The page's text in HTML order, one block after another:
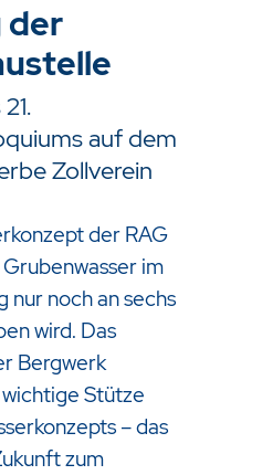
der
auf dem
Zollverein
der RAG
im
nur noch an sechs
wird. Das
Bergwerk
Stütze
– das
zum